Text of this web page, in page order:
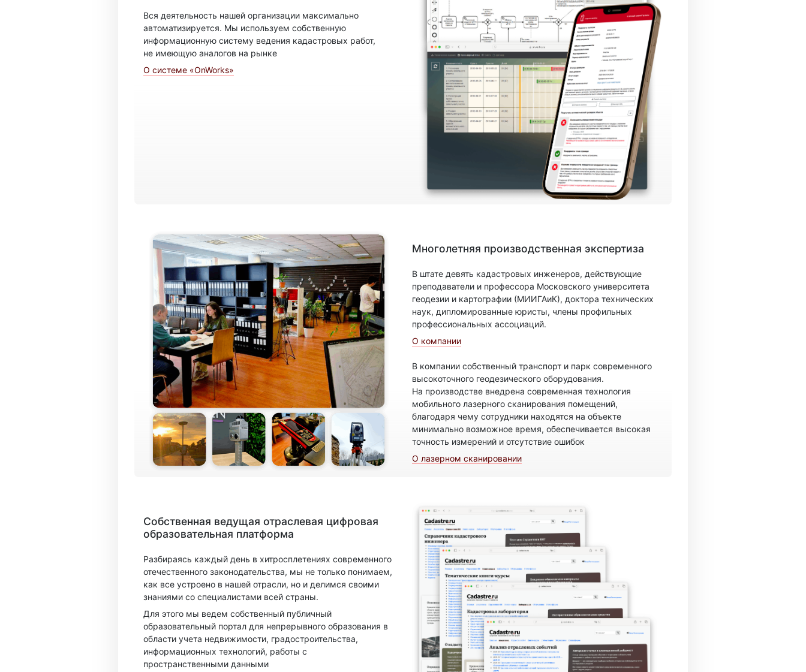
Вся деятельность нашей организации максимально
автоматизируется. Мы используем собственную
информационную систему ведения кадастровых работ,
не имеющую аналогов на рынке
О системе «OnWorks»
Многолетняя производственная экспертиза
В штате девять кадастровых инженеров, действующие
преподаватели и профессора Московского университета
геодезии и картографии (МИИГАиК), доктора технических
наук, дипломированные юристы, члены профильных
профессиональных ассоциаций.
О компании
В компании собственный транспорт и парк современного
высокоточного геодезического оборудования.
На производстве внедрена современная технология
мобильного лазерного сканирования помещений,
благодаря чему сотрудники находятся на объекте
минимально возможное время, обеспечивается высокая
точность измерений и отсутствие ошибок
О лазерном сканировании
Собственная ведущая отраслевая цифровая
образовательная платформа
Разбираясь каждый день в хитросплетениях современного
отечественного законодательства, мы не только понимаем,
как все устроено в нашей отрасли, но и делимся своими
знаниями со специалистами всей страны.
Для этого мы ведем собственный публичный
образовательный портал для непрерывного образования в
области учета недвижимости, градостроительства,
информационных технологий, работы с
пространственными данными